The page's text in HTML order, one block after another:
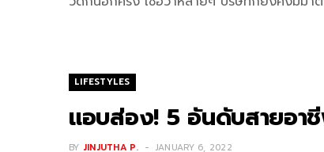
LIFESTYLES
แอบส่อง! 5 อันดับสายอา
BY JINJUTHA P. JANUARY 6, 2022